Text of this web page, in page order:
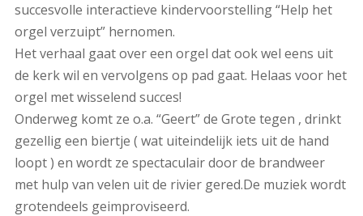
succesvolle interactieve kindervoorstelling “Help het
orgel verzuipt” hernomen.
Het verhaal gaat over een orgel dat ook wel eens uit
de kerk wil en vervolgens op pad gaat. Helaas voor het
orgel met wisselend succes!
Onderweg komt ze o.a. “Geert” de Grote tegen , drinkt
gezellig een biertje ( wat uiteindelijk iets uit de hand
loopt ) en wordt ze spectaculair door de brandweer
met hulp van velen uit de rivier gered.De muziek wordt
grotendeels geimproviseerd.